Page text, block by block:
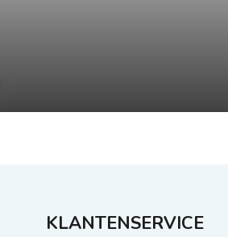
KLANTENSERVICE